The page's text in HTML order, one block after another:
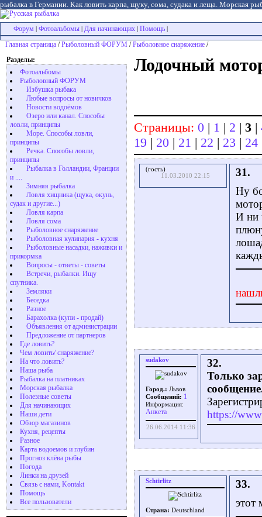
рыбалка в Германии. Как ловить карпа, щуку, сома, судака и леща. Морская
Форум Фотоальбомы Для начинающих Помощь
Главная страница /Рыболовный ФОРУМ /Рыболовное снаряжение /
Разделы:
Фотоальбомы
Рыболовный ФОРУМ
Избушка рыбака
Любые вопросы от новичков
Новости водоёмов
Озеро или канал. Способы
ловли, принципы
Море. Способы ловли,
принципы
Речка. Способы ловли,
принципы
Рыбалка в Голландии, Франции
и ....
Зимняя рыбалка
Ловля хищника (щука, окунь,
судак и другие...)
Ловля карпа
Ловля сома
Рыболовное снаряжение
Рыболовная кулинария - кухня
Рыболовные насадки, наживки и
прикормка
Вопросы - ответы - советы
Встречи, рыбалки. Ищу
спутника.
Земляки
Беседка
Разное
Барахолка (купи - продай)
Объявления от администрации
Предложение от партнеров
Где ловить?
Чем ловить/ снаряжение?
На что ловить?
Наша рыба
Рыбалка на платниках
Морская рыбалка
Полезные советы
Для начинающих
Наши дети
Обзор магазинов
Кухня, рецепты
Разное
Карта водоемов и глубин
Прогноз клёва рыбы
Погода
Линки на друзей
Связь с нами, Kontakt
Помощь
Все пользователи
Лодочный
Страницы: 0 | 1 | 2 | 3 |
19 | 20 | 21 | 22 | 23 | 24
(гость)
11.03.2010 22:15
31.
Ну
И ни
sudakov
Город.: Львов
Сообщений: 1
Информация:
Aнкета
26.06.2014 11:36
32.
Только
https://
Schtirlitz
Страна: Deutschland
33.
этот